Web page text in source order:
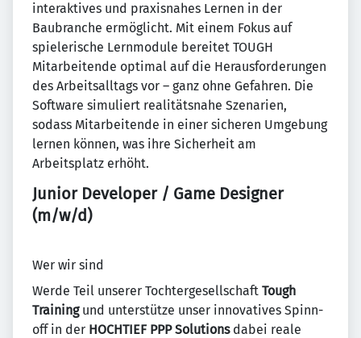
interaktives und praxisnahes Lernen in der
Baubranche ermöglicht. Mit einem Fokus auf
spielerische Lernmodule bereitet TOUGH
Mitarbeitende optimal auf die Herausforderungen
des Arbeitsalltags vor – ganz ohne Gefahren. Die
Software simuliert realitätsnahe Szenarien,
sodass Mitarbeitende in einer sicheren Umgebung
lernen können, was ihre Sicherheit am
Arbeitsplatz erhöht.
Junior Developer / Game Designer
(m/w/d)
Wer wir sind
Werde Teil unserer Tochtergesellschaft Tough
Trainingund unterstütze unser innovatives Spinn-
off in der HOCHTIEF PPP Solutions dabei reale